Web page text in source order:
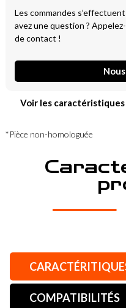
Les commandes
avez une question ?
de contact !
Voir les
*Pièce non-homologuée
COMPATIBILITÉS